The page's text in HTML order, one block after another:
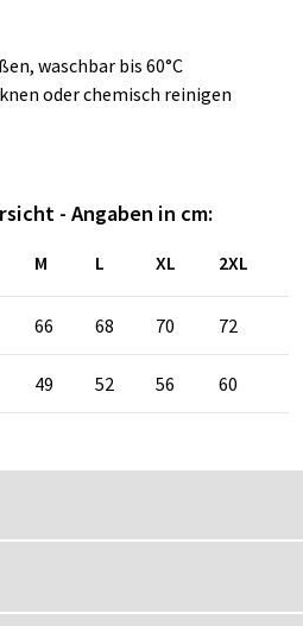
waschbar bis 60°C
oder chemisch reinigen
- Angaben in cm:
M L XL 2XL
66 68 70 72
49 52 56 60